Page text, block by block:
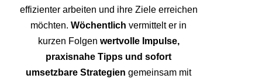
effizienter arbeiten und ihre Ziele erreichen
möchten.Wöchentlich vermittelt er in
kurzen Folgen wertvolle Impulse,
praxisnahe Tipps und sofort
umsetzbare Strategien gemeinsam mit